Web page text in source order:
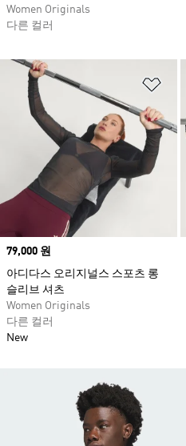
Women Originals
다른 컬러
Price
79,000 원
아디다스 오리지널스 스포츠 롱
슬리브 셔츠
Women Originals
다른 컬러
New